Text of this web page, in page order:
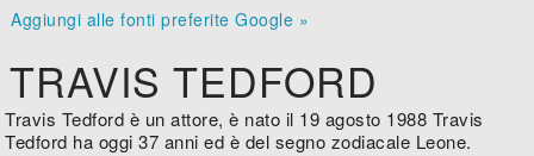
Aggiungi alle fonti preferite Google »
TRAVIS TEDFORD
Travis Tedford è un attore, è nato il 19 agosto 1988 Travis
Tedford ha oggi 37 anni ed è del segno zodiacale Leone.